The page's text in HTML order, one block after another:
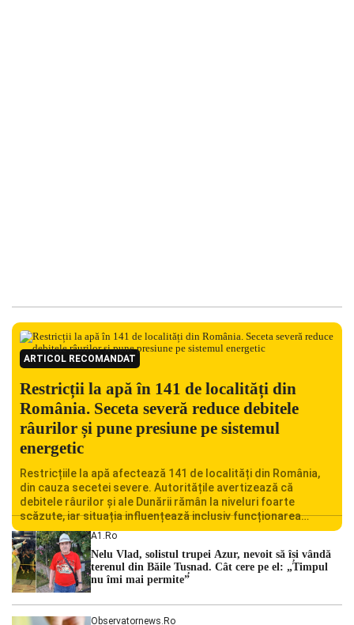
ARTICOL RECOMANDAT
Restricții la apă în 141 de localități din
România. Seceta severă reduce debitele
râurilor și pune presiune pe sistemul
energetic
Restricțiile la apă afectează 141 de localități din România,
din cauza secetei severe. Autoritățile avertizează că
debitele râurilor și ale Dunării rămân la niveluri foarte
scăzute, iar situația influențează inclusiv funcționarea
Centralei Nucleare de la Cernavodă. România se confruntă
cu una dintre cele mai dificile perioade din punct de vedere
hidrologic din ultimii ani. Lipsa […]
A1.ro
Nelu Vlad, solistul trupei Azur, nevoit să își vândă
terenul din Băile Tușnad. Cât cere pe el: „Timpul
nu îmi mai permite”
Observatornews.ro